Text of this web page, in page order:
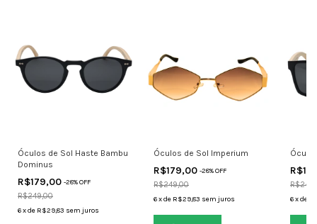
Óculos de Sol Haste Bambu
Dominus
R$179,00 -28% OFF
R$249,00
6xde R$29,83 sem juros
Óculos de Sol Imperium
R$179,00-28% OFF
R$249,00
6 xde R$29,83 sem juros 6xde